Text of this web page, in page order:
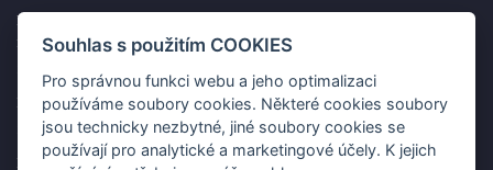
Prokop pro Vás vybírá z obslužného úseku na víkendovku tu
nejlepší cenu z letáku!
Kup špekáčky od Váhaly a vyhraj s naCOOPkou sekerku Fiskars
29.07
Prokop pro Vás vybírá na víkendovku ty nejlepší ceny z letáku!
Souhlas s použitím COOKIES
Pro správnou funkci webu a jeho optimalizaci
používáme soubory cookies. Některé cookies soubory
jsou technicky nezbytné, jiné soubory cookies se
používají pro analytické a marketingové účely. K jejich